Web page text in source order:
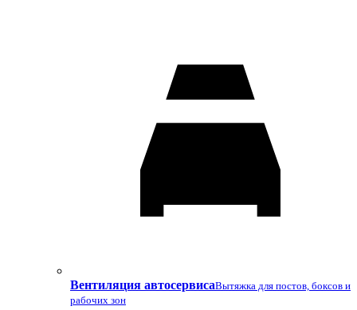
Вентиляция автосервисаВытяжка для постов, боксов и
рабочих зон